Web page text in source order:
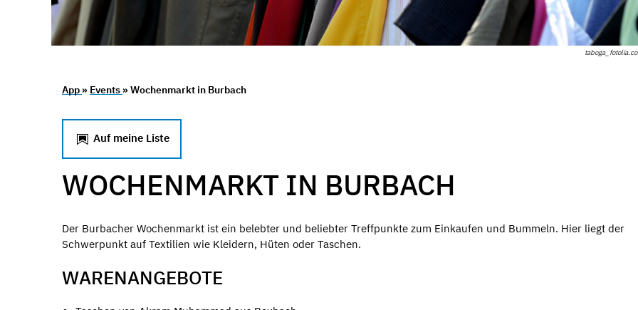
App » Events » Wochenmarkt in Burbach
Auf meine Liste
WOCHENMARKT IN BURBACH
Der Burbacher Wochenmarkt ist ein belebter und beliebter Treffpunkte zum Einkaufen und Bummeln. Hier liegt der
Schwerpunkt auf Textilien wie Kleidern, Hüten oder Taschen.
WARENANGEBOTE